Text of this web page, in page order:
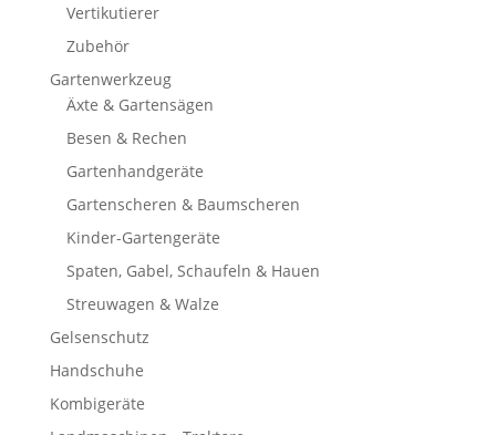
Vertikutierer
Zubehör
Gartenwerkzeug
Äxte & Gartensägen
Besen & Rechen
Gartenhandgeräte
Gartenscheren & Baumscheren
Kinder-Gartengeräte
Spaten, Gabel, Schaufeln & Hauen
Streuwagen & Walze
Gelsenschutz
Handschuhe
Kombigeräte